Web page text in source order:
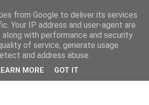
Ιπποκράτειος
from Google to deliver its services
Your IP address and user-agent are
along with performance and security
of service, generate usage
and address abuse.
MORE GOT IT